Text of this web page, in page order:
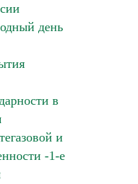
день
в
и
-1-е